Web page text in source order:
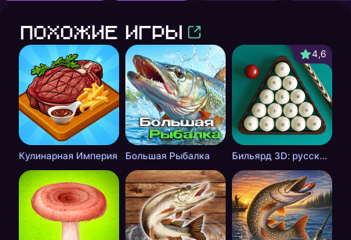
Похожие игры
Кулинарная Империя Большая Рыбалка
4,6
Бильярд 3D: русский бильярд